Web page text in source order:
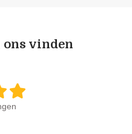
ons vinden